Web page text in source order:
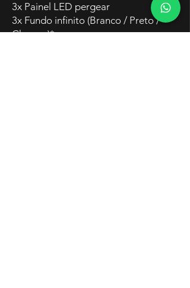
3x Painel LED pergear
3x Fundo infinito (Branco / Preto /
Chroma)*